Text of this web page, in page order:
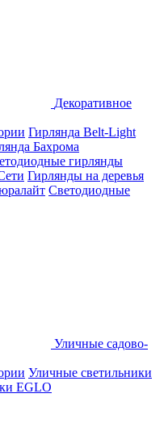
Декоративное
Гирлянда Belt-Light
Бахрома
гирлянды
Гирлянды на деревья
Светодиодные
Уличные садово-
Уличные светильники
EGLO